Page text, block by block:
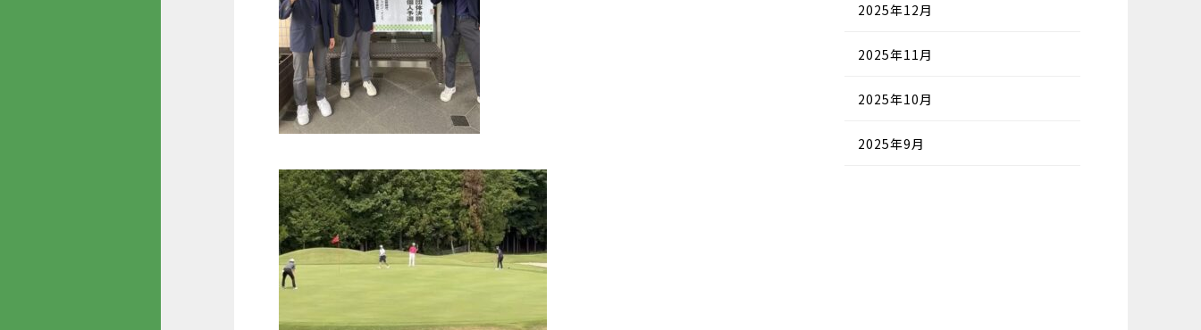
2025年12月
2025年11月
2025年10月
2025年9月